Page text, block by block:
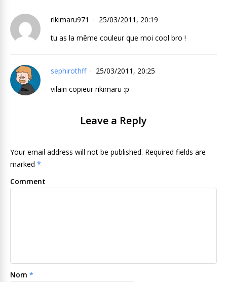
rikimaru971
25/03/2011, 20:19
tu as la même couleur que moi cool bro !
sephirothff
25/03/2011, 20:25
vilain copieur rikimaru :p
Leave a Reply
Your email address will not be published. Required fields are
marked *
Comment
Nom *